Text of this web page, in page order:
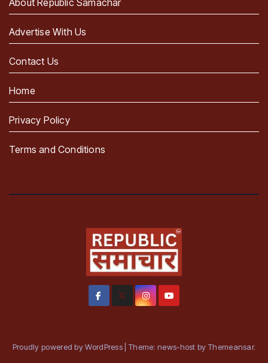
Advertise With Us
Contact Us
Home
Privacy Policy
Terms and Conditions
Proudly powered by WordPress Theme: news-host by Themeansar.